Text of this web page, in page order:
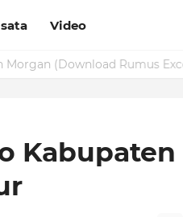
Video
Kabupaten